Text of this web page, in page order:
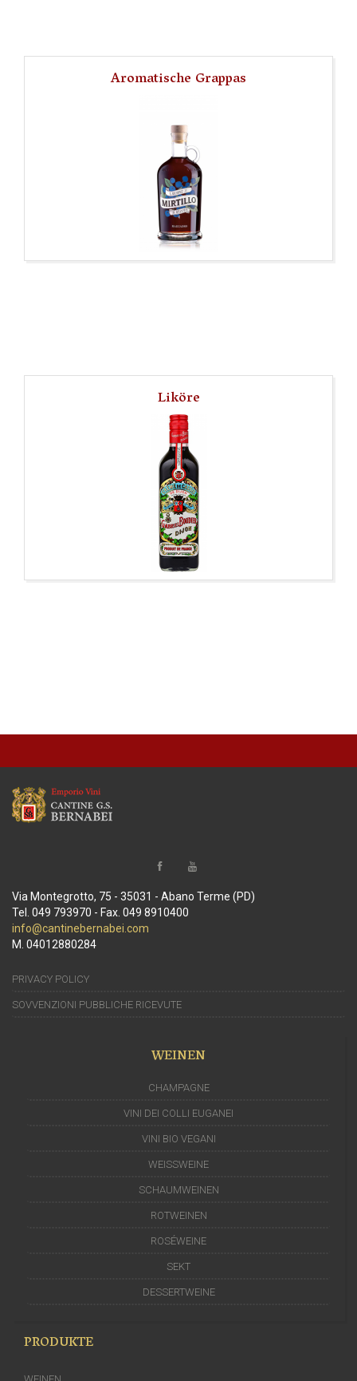
Aromatische Grappas
Liköre
Via Montegrotto, 75 - 35031 - Abano Terme (PD)
Tel. 049 793970 - Fax. 049 8910400
info@cantinebernabei.com
M. 04012880284
PRIVACY POLICY
SOVVENZIONI PUBBLICHE RICEVUTE
WEINEN
CHAMPAGNE
VINI DEI COLLI EUGANEI
VINI BIO VEGANI
WEISSWEINE
SCHAUMWEINEN
ROTWEINEN
ROSÉWEINE
SEKT
DESSERTWEINE
PRODUKTE
WEINEN